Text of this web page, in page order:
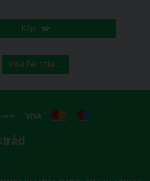
Köp
Visa fler titlar ...